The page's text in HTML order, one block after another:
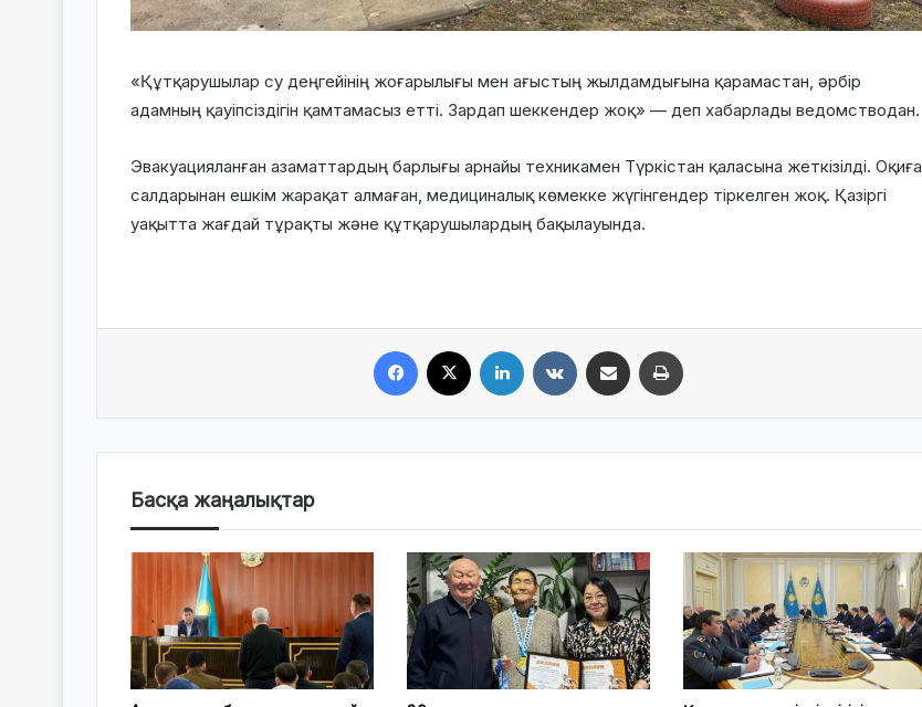
«Құтқарушылар су деңгейінің жоғарылығы мен ағыстың жылдамдығына қарамастан, әрбір
адамның қауіпсіздігін қамтамасыз етті. Зардап шеккендер жоқ» — деп хабарлады ведомстводан.
Эвакуацияланған азаматтардың барлығы арнайы техникамен Түркістан қаласына жеткізілді. Оқиға
салдарынан ешкім жарақат алмаған, медициналық көмекке жүгінгендер тіркелген жоқ. Қазіргі
уақытта жағдай тұрақты және құтқарушылардың бақылауында.
Басқа жаңалықтар